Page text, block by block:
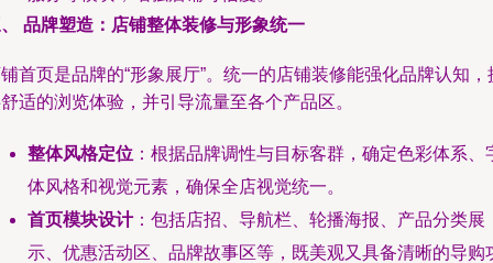
品牌塑造：店铺整体装修与形象统一
首页是品牌的“形象展厅”。统一的店铺装修能强化品牌认知，
适的浏览体验，并引导流量至各个产品区。
整体风格定位 ：根据品牌调性与目标客群，确定色彩体系、
体风格和视觉元素，确保全店视觉统一。
首页模块设计：包括店招、导航栏、轮播海报、产品分类展
示、优惠活动区、品牌故事区等，既美观又具备清晰的导购